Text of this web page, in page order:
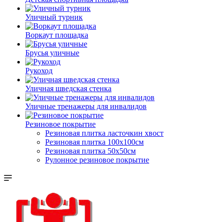
Уличный турник
Воркаут площадка
Брусья уличные
Рукоход
Уличная шведская стенка
Уличные тренажеры для инвалидов
Резиновое покрытие
Резиновая плитка ласточкин хвост
Резиновая плитка 100х100см
Резиновая плитка 50х50см
Рулонное резиновое покрытие